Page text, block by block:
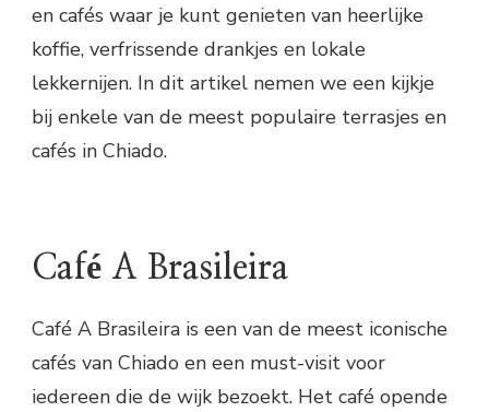
en cafés waar je kunt genieten van heerlijke
koffie, verfrissende drankjes en lokale
lekkernijen. In dit artikel nemen we een kijkje
bij enkele van de meest populaire terrasjes en
cafés in Chiado.
Café A Brasileira
Café A Brasileira is een van de meest iconische
cafés van Chiado en een must-visit voor
iedereen die de wijk bezoekt. Het café opende